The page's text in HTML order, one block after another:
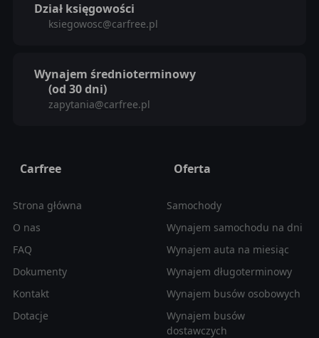
Dział księgowości
ksiegowosc@carfree.pl
Wynajem średnioterminowy
(od 30 dni)
zapytania@carfree.pl
Carfree
Strona główna
O nas
FAQ
Dokumenty
Kontakt
Dotacje
Oferta
Samochody
Wynajem samochodu na dni
Wynajem auta na miesiąc
Wynajem długoterminowy
Wynajem busów osobowych
Wynajem busów
dostawczych